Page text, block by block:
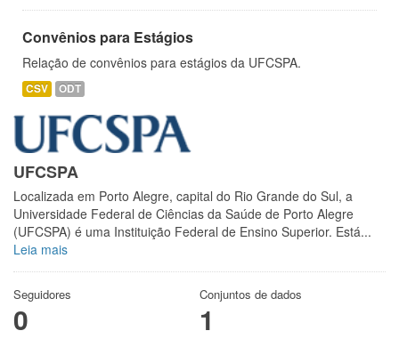
Convênios para Estágios
Relação de convênios para estágios da UFCSPA.
CSV ODT
UFCSPA
Localizada em Porto Alegre, capital do Rio Grande do Sul, a
Universidade Federal de Ciências da Saúde de Porto Alegre
(UFCSPA) é uma Instituição Federal de Ensino Superior. Está...
Leia mais
Seguidores
0
Conjuntos de dados
1